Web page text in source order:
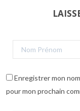
Enregistrer mon
pour mon prochain